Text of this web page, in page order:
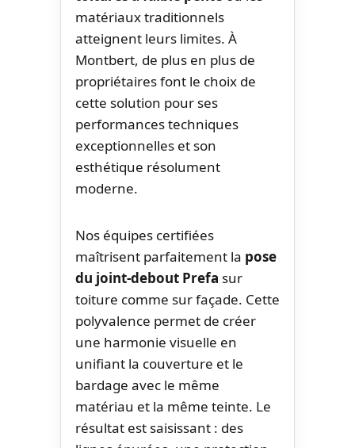
matériaux traditionnels
atteignent leurs limites. À
Montbert, de plus en plus de
propriétaires font le choix de
cette solution pour ses
performances techniques
exceptionnelles et son
esthétique résolument
moderne.
Nos équipes certifiées
maîtrisent parfaitement la pose
du joint-debout Prefa sur
toiture comme sur façade. Cette
polyvalence permet de créer
une harmonie visuelle en
unifiant la couverture et le
bardage avec le même
matériau et la même teinte. Le
résultat est saisissant : des